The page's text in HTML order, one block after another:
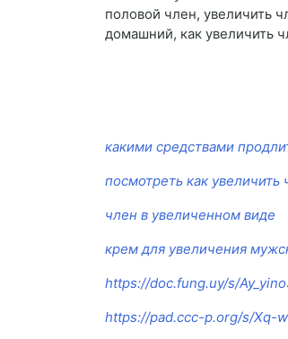
половой член, увеличить
домашний, как увеличить
какими средствами
посмотреть как увеличить
член в увеличенном виде
крем для увеличения
https://doc.fung.uy/s/
https://pad.ccc-p.org/s/Xq-